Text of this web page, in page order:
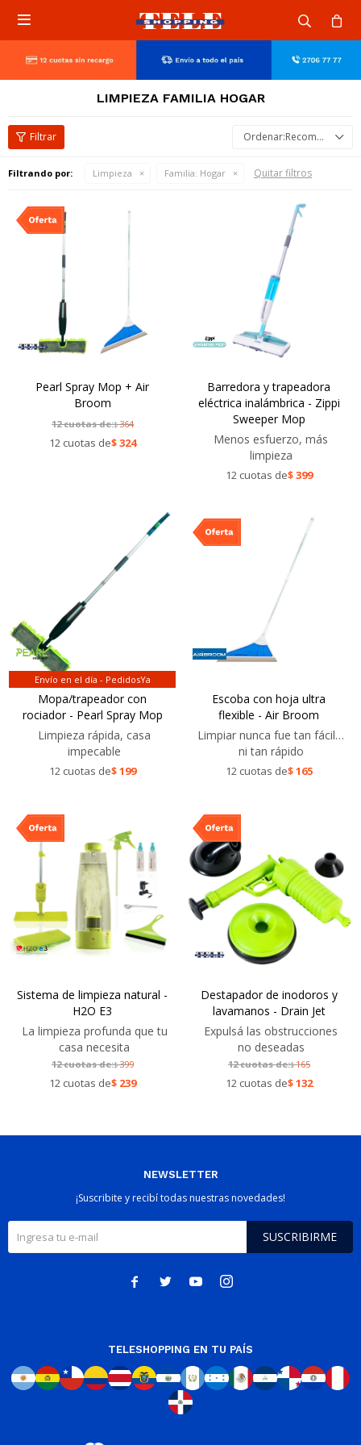

LIMPIEZA FAMILIA HOGAR
Recomendados
Filtrando por: Limpieza Familia: Hogar Quitar filtros
Pearl Spray Mop + Air
Broom
12 cuotas de:$364
12 cuotas de$324
Barredora y trapeadora
eléctrica inalámbrica - Zippi
Sweeper Mop
Menos esfuerzo, más
limpieza
12 cuotas de$399
Envío en el día - PedidosYa
Mopa/trapeador con
rociador - Pearl Spray Mop
Limpieza rápida, casa
impecable
12 cuotas de$199
Escoba con hoja ultra
flexible - Air Broom
Limpiar nunca fue tan fácil…
ni tan rápido
12 cuotas de$165
Sistema de limpieza natural -
H2O E3
La limpieza profunda que tu
casa necesita
12 cuotas de:$399
12 cuotas de$ 239
Destapador de inodoros y
lavamanos - Drain Jet
Expulsá las obstrucciones
no deseadas
12 cuotas de:$165
12 cuotas de$132
NEWSLETTER
¡Suscribite y recibí todas nuestras novedades!
SUSCRIBIRME
   
TELESHOPPING EN TU PAÍS